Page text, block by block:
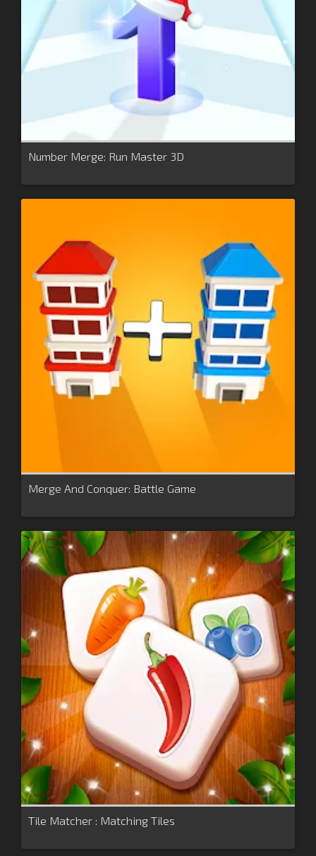
Number Merge: Run Master 3D
Merge And Conquer: Battle Game
Tile Matcher : Matching Tiles